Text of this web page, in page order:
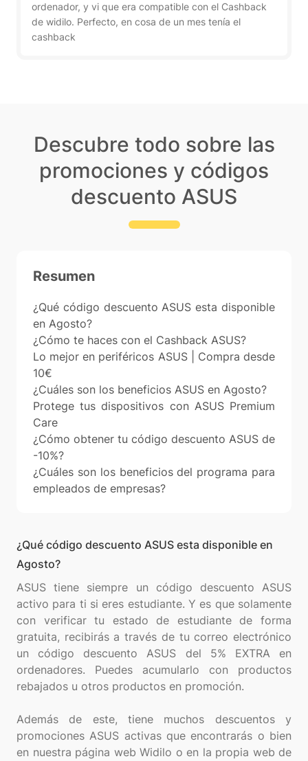
ordenador, y vi que era compatible con el Cashback
de widilo. Perfecto, en cosa de un mes tenía el
cashback
Descubre todo sobre las
promociones y códigos
descuento ASUS
Resumen
¿Qué código descuento ASUS esta disponible
en Agosto?
¿Cómo te haces con el Cashback ASUS?
Lo mejor en periféricos ASUS | Compra desde
10€
¿Cuáles son los beneficios ASUS en Agosto?
Protege tus dispositivos con ASUS Premium
Care
¿Cómo obtener tu código descuento ASUS de
-10%?
¿Cuáles son los beneficios del programa para
empleados de empresas?
¿Qué código descuento ASUS esta disponible en
Agosto?
ASUS tiene siempre un código descuento ASUS
activo para ti si eres estudiante. Y es que solamente
con verificar tu estado de estudiante de forma
gratuita, recibirás a través de tu correo electrónico
un código descuento ASUS del 5% EXTRA en
ordenadores. Puedes acumularlo con productos
rebajados u otros productos en promoción.
Además de este, tiene muchos descuentos y
promociones ASUS activas que encontrarás o bien
en nuestra página web Widilo o en la propia web de